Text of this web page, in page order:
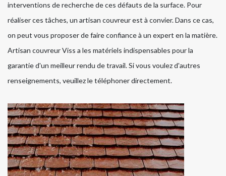
interventions de recherche de ces défauts de la surface. Pour
réaliser ces tâches, un artisan couvreur est à convier. Dans ce cas,
on peut vous proposer de faire confiance à un expert en la matière.
Artisan couvreur Viss a les matériels indispensables pour la
garantie d'un meilleur rendu de travail. Si vous voulez d'autres
renseignements, veuillez le téléphoner directement.